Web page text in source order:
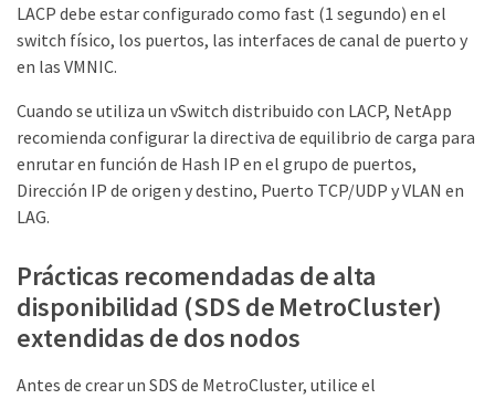
LACP debe estar configurado como fast (1 segundo) en el
switch físico, los puertos, las interfaces de canal de puerto y
en las VMNIC.
Cuando se utiliza un vSwitch distribuido con LACP, NetApp
recomienda configurar la directiva de equilibrio de carga para
enrutar en función de Hash IP en el grupo de puertos,
Dirección IP de origen y destino, Puerto TCP/UDP y VLAN en
LAG.
Prácticas recomendadas de alta
disponibilidad (SDS de MetroCluster)
extendidas de dos nodos
Antes de crear un SDS de MetroCluster, utilice el